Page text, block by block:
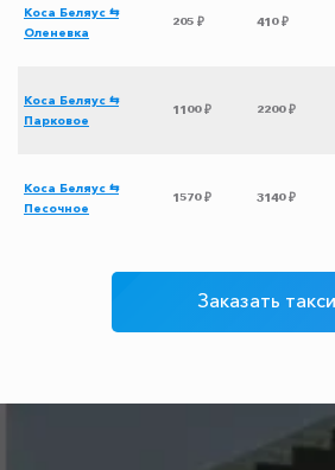
Коса Беляус ⇆
Оленевка
205 ₽ 410 ₽
Коса Беляус ⇆
Парковое
1100 ₽ 2200 ₽
Коса Беляус ⇆
Песочное
1570 ₽ 3140 ₽
Коса Беляус ⇆
4430 ₽
Заказать такси